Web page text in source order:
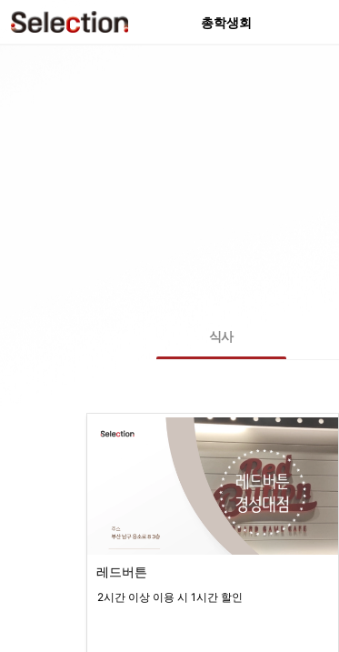
총학생회
식사
레드버튼
2시간 이상 이용 시 1시간 할인